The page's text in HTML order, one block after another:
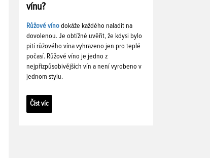
vínu?
Růžové víno dokáže každého naladit na
dovolenou. Je obtížné uvěřit, že kdysi bylo
pití růžového vína vyhrazeno jen pro teplé
počasí. Růžové víno je jedno z
nejpřizpůsobivějších vín a není vyrobeno v
jednom stylu.
Číst víc